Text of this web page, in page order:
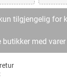
tilgjengelig for
butikker med